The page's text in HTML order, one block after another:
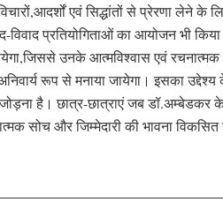
एवं सिद्धांतों से प्रेरणा लेने के
प्रतियोगिताओं का आयोजन भी
उनके आत्मविश्वास एवं रचनात्मक
रूप से मनाया जायेगा। इसका
है। छात्र-छात्राएं जब
सोच और जिम्मेदारी की भावना विकसित